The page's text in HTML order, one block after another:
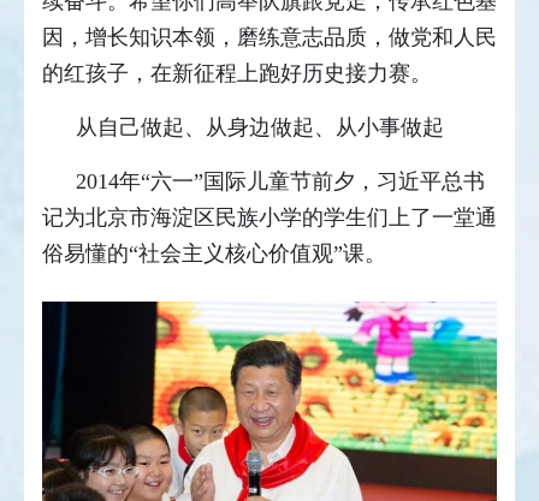
因，增长知识本领，磨练意志品质，做党和人民
的红孩子，在新征程上跑好历史接力赛。
从自己做起、从身边做起、从小事做起
2014年“六一”国际儿童节前夕，习近平总书
记为北京市海淀区民族小学的学生们上了一堂通
俗易懂的“社会主义核心价值观”课。